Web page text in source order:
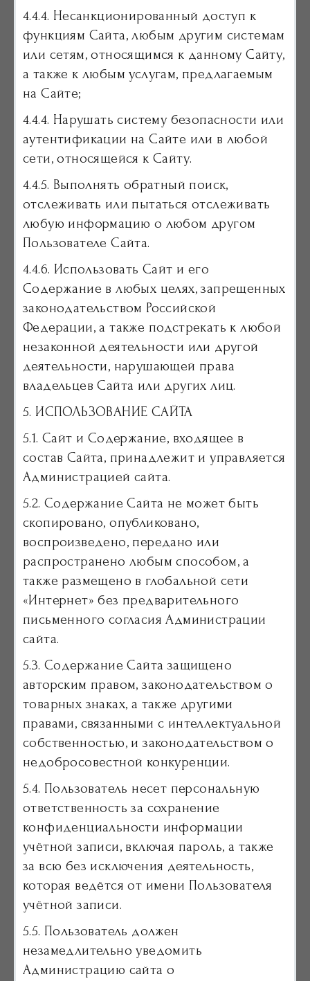
4.4.4. Несанкционированный доступ к
функциям Сайта, любым другим системам
или сетям, относящимся к данному Сайту,
а также к любым услугам, предлагаемым
на Сайте;
4.4.4. Нарушать систему безопасности или
аутентификации на Сайте или в любой
сети, относящейся к Сайту.
4.4.5. Выполнять обратный поиск,
отслеживать или пытаться отслеживать
любую информацию о любом другом
Пользователе Сайта.
4.4.6. Использовать Сайт и его
Содержание в любых целях, запрещенных
законодательством Российской
Федерации, а также подстрекать к любой
незаконной деятельности или другой
деятельности, нарушающей права
владельцев Сайта или других лиц.
5. ИСПОЛЬЗОВАНИЕ САЙТА
5.1. Сайт и Содержание, входящее в
состав Сайта, принадлежит и управляется
Администрацией сайта.
5.2. Содержание Сайта не может быть
скопировано, опубликовано,
воспроизведено, передано или
распространено любым способом, а
также размещено в глобальной сети
«Интернет» без предварительного
письменного согласия Администрации
сайта.
5.3. Содержание Сайта защищено
авторским правом, законодательством о
товарных знаках, а также другими
правами, связанными с интеллектуальной
собственностью, и законодательством о
недобросовестной конкуренции.
5.4. Пользователь несет персональную
ответственность за сохранение
конфиденциальности информации
учётной записи, включая пароль, а также
за всю без исключения деятельность,
которая ведётся от имени Пользователя
учётной записи.
5.5. Пользователь должен
незамедлительно уведомить
Администрацию сайта о